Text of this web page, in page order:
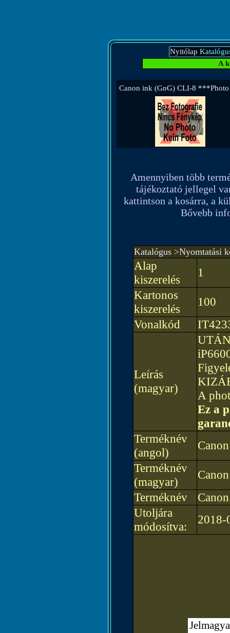
Nyitólap
A
Canon ink (GnG) CLI-8
Amennyiben több
tájékoztató jellegel
kattintson a kosárra, a
Bővebb
Katalógus>Nyomtatási
Alap
kiszerelés
1
Kartonos
kiszerelés
100
Vonalkód
Leírás
(magyar)
A
Ez a
Terméknév
(angol)
Terméknév
(magyar)
Terméknév
Utoljára
módosítva:
2018-